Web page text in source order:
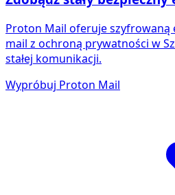
Proton Mail oferuje szyfrowaną
mail z ochroną prywatności w
stałej komunikacji.
Wypróbuj Proton Mail